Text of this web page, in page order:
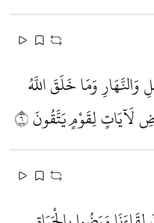
وَمَا خَلَقَ اللَّهُ
لَآيَاتٍ لِقَوْمٍ يَتَّقُونَ٦